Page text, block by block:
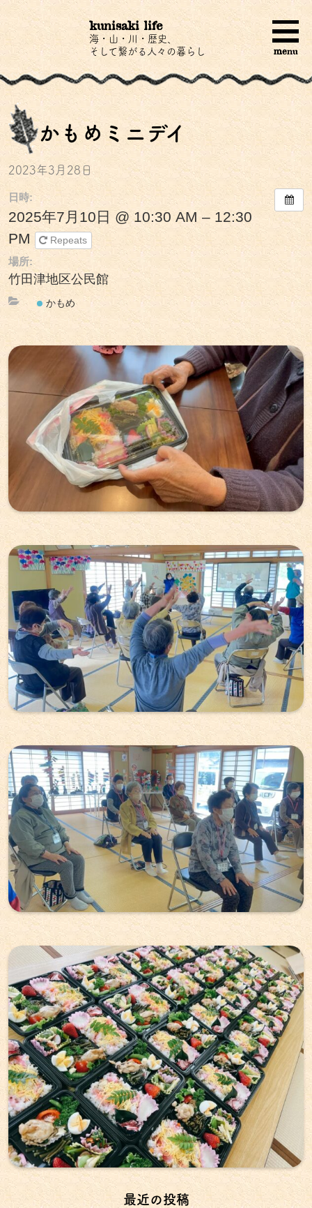
kunisaki life
海・山・川・歴史、
そして繋がる人々の暮らし
menu
かもめミニデイ
2023年3月28日
日時:
2025年7月10日 @ 10:30 AM – 12:30
PM
Repeats
場所:
竹田津地区公民館
かもめ
最近の投稿